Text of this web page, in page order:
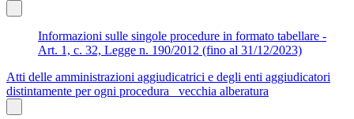
Informazioni sulle singole procedure in formato tabellare -
Art. 1, c. 32, Legge n. 190/2012 (fino al 31/12/2023)
Atti delle amministrazioni aggiudicatrici e degli enti aggiudicatori
distintamente per ogni procedura_ vecchia alberatura